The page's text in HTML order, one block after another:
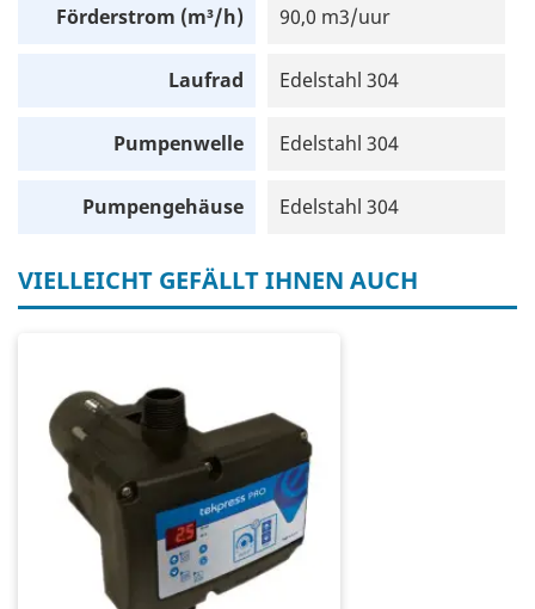
Förderstrom (m³/h) 90,0 m3/uur
Laufrad Edelstahl 304
Pumpenwelle Edelstahl 304
Pumpengehäuse Edelstahl 304
VIELLEICHT GEFÄLLT IHNEN AUCH